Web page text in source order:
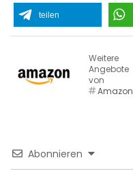
teilen
Weitere
Angebote
von
Amazon
Abonnieren